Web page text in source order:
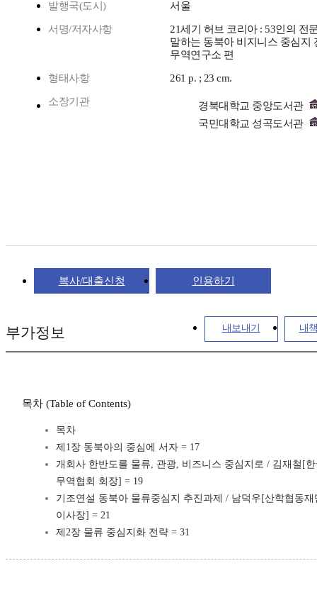
발행국(도시) 서울
서명/저자사항
21세기 허브 코리아 : 53인의 전
말하는 동북아 비지니스 중심지
무역연구소 편
형태사항 261 p. ; 23 cm.
소장기관
경북대학교 중앙도서관
국민대학교 성곡도서관
복사/대출신청 인용하기
내보내기 내
부가정보
목차 (Table of Contents)
목차
제1장 동북아의 중심에 서자 = 17
개회사 한반도를 물류, 관광, 비즈니스 중심지로 / 김재철[
무역협회 회장] = 19
기조연설 동북아 물류중심지 추진과제 / 남덕우[산학협동재
이사장] = 21
제2장 물류 중심지화 전략 = 31